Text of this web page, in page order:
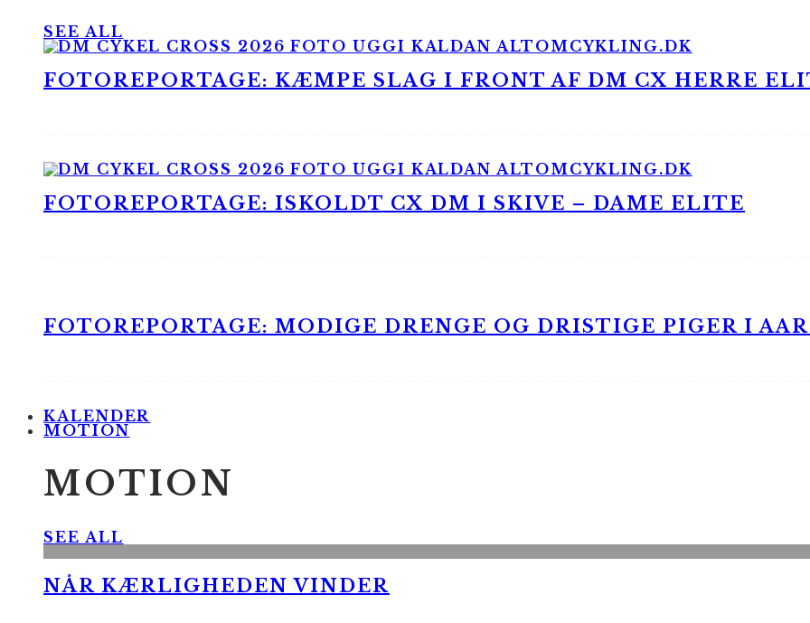
SEE ALL
FOTOREPORTAGE: KÆMPE SLAG I FRONT AF DM CX HERRE
FOTOREPORTAGE: ISKOLDT CX DM I SKIVE – DAME ELITE
FOTOREPORTAGE: MODIGE DRENGE OG DRISTIGE PIGER I
KALENDER
MOTION
MOTION
SEE ALL
NÅR KÆRLIGHEDEN VINDER